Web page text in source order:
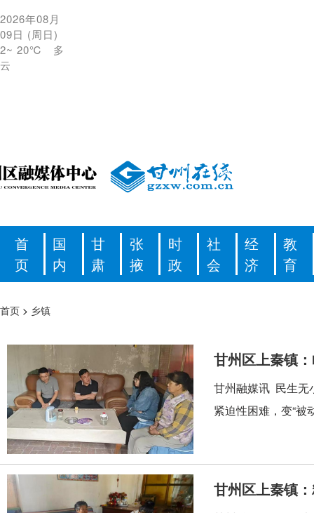
2026年08月
09日 (周日)
2~ 20℃
多
云
首
页
国
内
甘
肃
张
掖
时
政
社
会
经
济
教
育
首页 > 乡镇
甘州区上秦镇
甘州融媒讯 民生无
紧迫性困难，变“被
甘州区上秦镇